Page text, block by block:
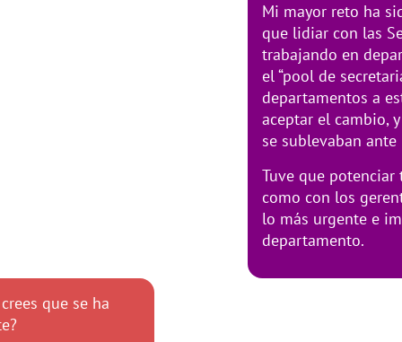
Mi mayor reto ha
que lidiar con las
trabajando en
el “pool de
departamentos a
aceptar el cambio,
se sublevaban
Tuve que
como con los
lo más urgente e
departamento.
que se ha